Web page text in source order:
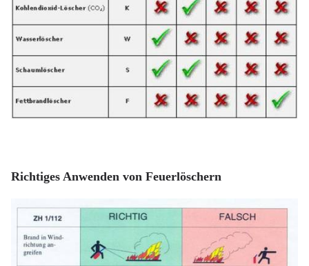
Richtiges Anwenden von Feuerlöschern